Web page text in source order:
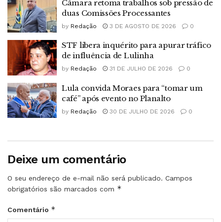
Câmara retoma trabalhos sob pressão de
duas Comissões Processantes
by Redação 3 DE AGOSTO DE 2026 0
STF libera inquérito para apurar tráfico
de influência de Lulinha
by Redação 31 DE JULHO DE 2026 0
Lula convida Moraes para “tomar um
café” após evento no Planalto
by Redação 30 DE JULHO DE 2026 0
Deixe um comentário
O seu endereço de e-mail não será publicado. Campos
obrigatórios são marcados com *
Comentário *